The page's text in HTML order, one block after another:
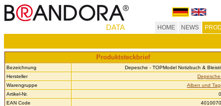
DATA HOME NEWS
Produktsteckbrief
Bezeichnung
Depesche - TOPModel Notizbuch &
Hersteller
Warengruppe
Alben und
Artikel-Nr.
EAN Code